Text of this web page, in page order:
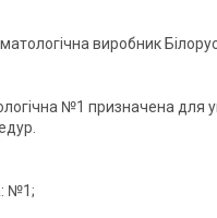
виробник
№1 призначена для
№1;